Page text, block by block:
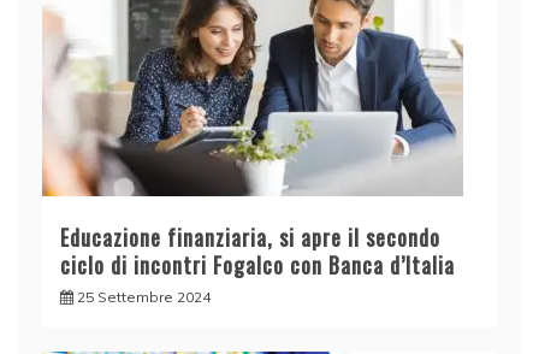
Educazione finanziaria, si apre il secondo
ciclo di incontri Fogalco con Banca d’Italia
25 Settembre 2024